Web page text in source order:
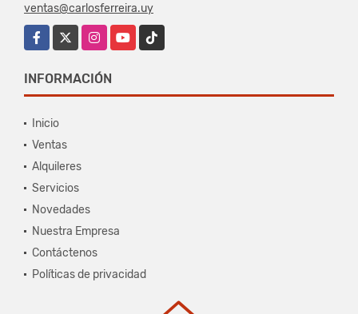
ventas@carlosferreira.uy
Facebook
InstagramYouTubeTikTok
INFORMACIÓN
Inicio
Ventas
Alquileres
Servicios
Novedades
Nuestra Empresa
Contáctenos
Políticas de privacidad